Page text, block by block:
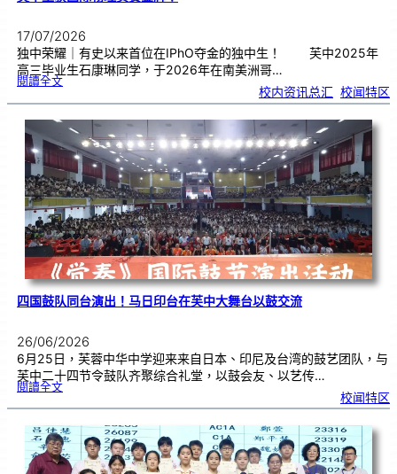
17/07/2026
独中荣耀｜有史以来首位在IPhO夺金的独中生！ 芙中2025年
高三毕业生石康琳同学，于2026年在南美洲哥…
閱讀全文:芙
获
际
物
理
赛
金
牌
！
校内资讯总汇 校闻特区
四国鼓队同台演出！马日印台在芙中大舞台以鼓交流
26/06/2026
6月25日，芙蓉中华中学迎来来自日本、印尼及台湾的鼓艺团队，与
芙中二十四节令鼓队齐聚综合礼堂，以鼓会友、以艺传…
閱讀全文:四
队
台
演
出
！
马
日
印
台
校闻特区